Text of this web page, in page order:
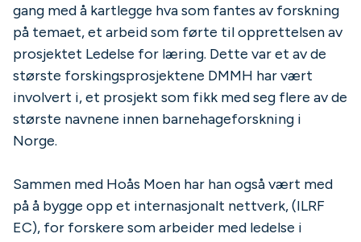
gang med å kartlegge hva som fantes av forskning
på temaet, et arbeid som førte til opprettelsen av
prosjektet Ledelse for læring. Dette var et av de
største forskingsprosjektene DMMH har vært
involvert i, et prosjekt som fikk med seg flere av de
største navnene innen barnehageforskning i
Norge.
Sammen med Hoås Moen har han også vært med
på å bygge opp et internasjonalt nettverk, (ILRF
EC), for forskere som arbeider med ledelse i